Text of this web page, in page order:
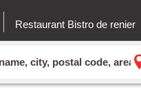
Restaurant Bistro de renier